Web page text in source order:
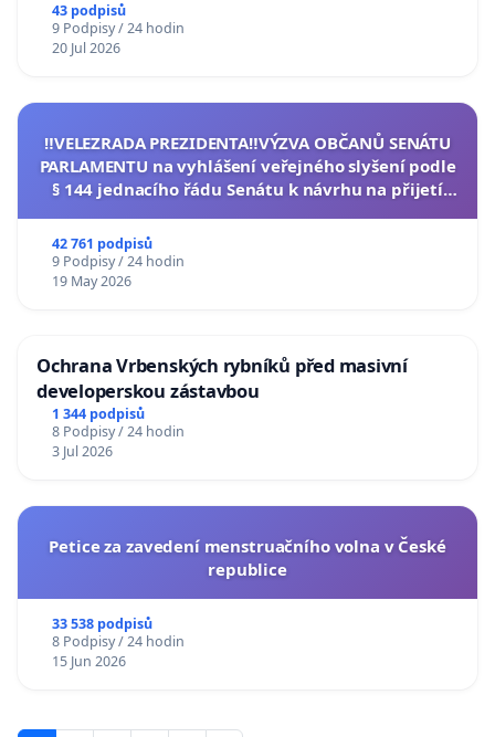
43 podpisů
9 Podpisy / 24 hodin
20 Jul 2026
‼️VELEZRADA PREZIDENTA‼️VÝZVA OBČANŮ SENÁTU
PARLAMENTU na vyhlášení veřejného slyšení podle
§ 144 jednacího řádu Senátu k návrhu na přijetí
42 761 podpisů
9 Podpisy / 24 hodin
19 May 2026
Ochrana Vrbenských rybníků před masivní
developerskou zástavbou
1 344 podpisů
8 Podpisy / 24 hodin
3 Jul 2026
Petice za zavedení menstruačního volna v České
republice
33 538 podpisů
8 Podpisy / 24 hodin
15 Jun 2026